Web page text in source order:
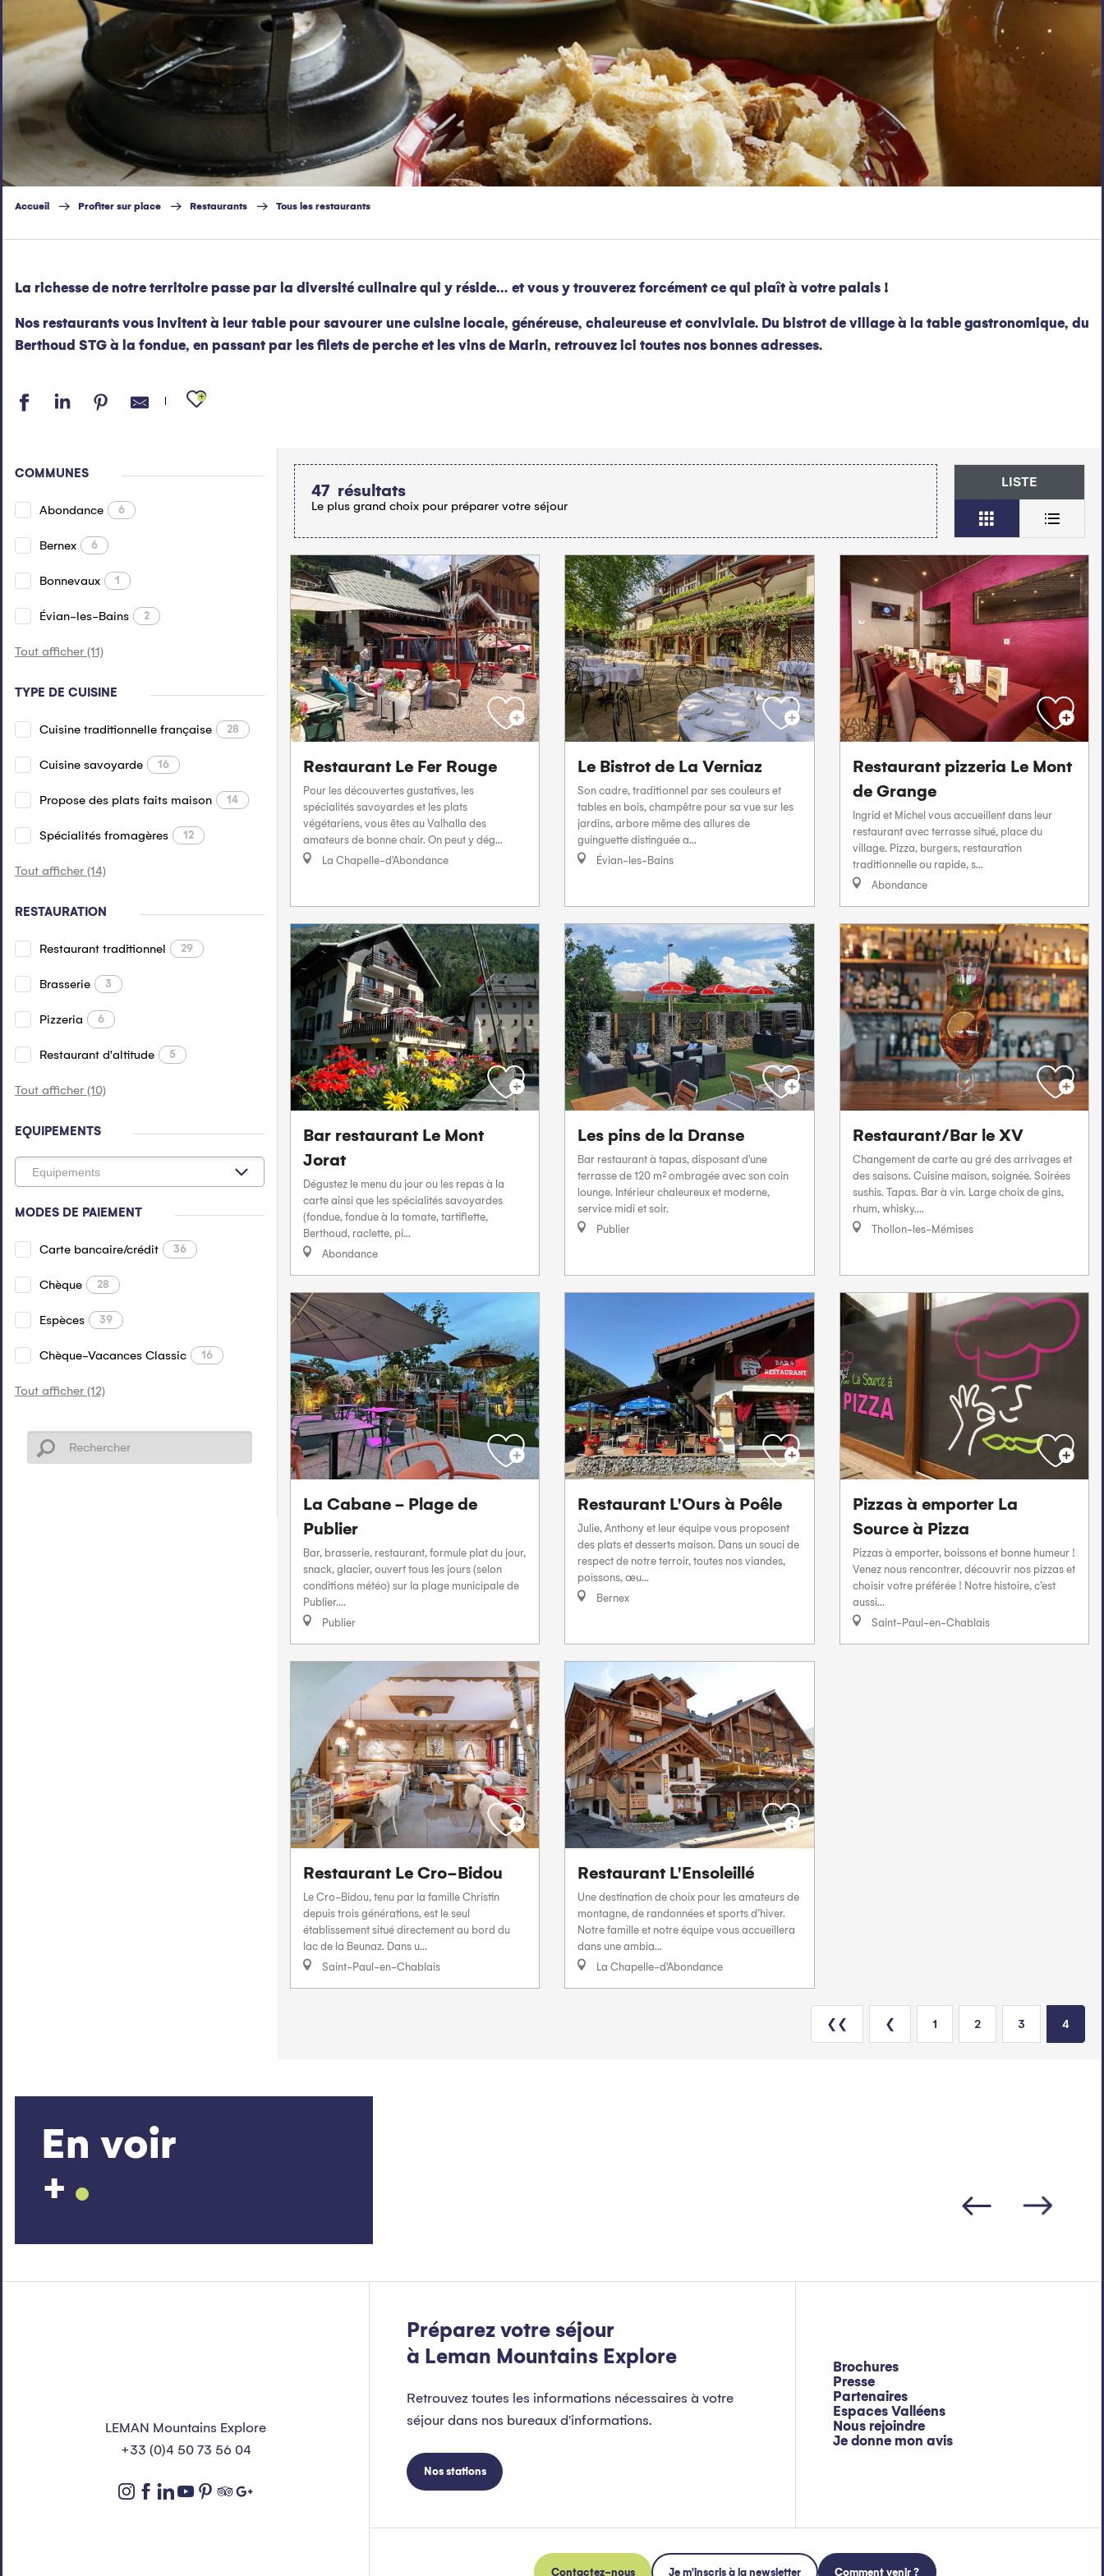
Accueil Profiter sur place Restaurants Tous les restaurants
La richesse de notre territoire passe par la diversité culinaire qui y réside… et vous y trouverez forcément ce qui plaît à votre palais !
Nos restaurants vous invitent à leur table pour savourer une cuisine locale, généreuse, chaleureuse et conviviale. Du bistrot de village à la table gastronomique, du
Berthoud STG à la fondue, en passant par les filets de perche et les vins de Marin, retrouvez ici toutes nos bonnes adresses.
Ajouter aux favoris
COMMUNES
Abondance 6
Bernex 6
Bonnevaux 1
Évian-les-Bains 2
Tout afficher (11)
TYPE DE CUISINE
Cuisine traditionnelle française 28
Cuisine savoyarde 16
Propose des plats faits maison 14
Spécialités fromagères 12
Tout afficher (14)
RESTAURATION
Restaurant traditionnel 29
Brasserie 3
Pizzeria 6
Restaurant d'altitude 5
Tout afficher (10)
EQUIPEMENTS
MODES DE PAIEMENT
Carte bancaire/crédit 36
Chèque 28
Espèces 39
Chèque-Vacances Classic 16
Tout afficher (12)
47 résultats
Le plus grand choix pour préparer votre séjour
LISTE
Restaurant Le Fer Rouge
Pour les découvertes gustatives, les
spécialités savoyardes et les plats
végétariens, vous êtes au Valhalla des
amateurs de bonne chair. On peut y dég...
La Chapelle-d'Abondance
Le Bistrot de La Verniaz
Son cadre, traditionnel par ses couleurs et
tables en bois, champêtre pour sa vue sur les
jardins, arbore même des allures de
guinguette distinguée a...
Évian-les-Bains
Restaurant pizzeria Le Mont
de Grange
Ingrid et Michel vous accueillent dans leur
restaurant avec terrasse situé, place du
village. Pizza, burgers, restauration
traditionnelle ou rapide, s...
Abondance
Bar restaurant Le Mont
Jorat
Dégustez le menu du jour ou les repas à la
carte ainsi que les spécialités savoyardes
(fondue, fondue à la tomate, tartiflette,
Berthoud, raclette, pi...
Abondance
Les pins de la Dranse
Bar restaurant à tapas, disposant d'une
terrasse de 120 m² ombragée avec son coin
lounge. Intérieur chaleureux et moderne,
service midi et soir.
Publier
Restaurant/Bar le XV
Changement de carte au gré des arrivages et
des saisons. Cuisine maison, soignée. Soirées
sushis. Tapas. Bar à vin. Large choix de gins,
rhum, whisky....
Thollon-les-Mémises
La Cabane - Plage de
Publier
Bar, brasserie, restaurant, formule plat du jour,
snack, glacier, ouvert tous les jours (selon
conditions météo) sur la plage municipale de
Publier....
Publier
Restaurant L'Ours à Poêle
Julie, Anthony et leur équipe vous proposent
des plats et desserts maison. Dans un souci de
respect de notre terroir, toutes nos viandes,
poissons, œu...
Bernex
Pizzas à emporter La
Source à Pizza
Pizzas à emporter, boissons et bonne humeur !
Venez nous rencontrer, découvrir nos pizzas et
choisir votre préférée ! Notre histoire, c’est
aussi...
Saint-Paul-en-Chablais
Restaurant Le Cro-Bidou
Le Cro-Bidou, tenu par la famille Christin
depuis trois générations, est le seul
établissement situé directement au bord du
lac de la Beunaz. Dans u...
Saint-Paul-en-Chablais
Restaurant L'Ensoleillé
Une destination de choix pour les amateurs de
montagne, de randonnées et sports d’hiver.
Notre famille et notre équipe vous accueillera
dans une ambia...
La Chapelle-d'Abondance
❮❮ ❮ 1 2 3 4
En voir
+
LEMAN Mountains Explore
+33 (0)4 50 73 56 04
Préparez votre séjour
à Leman Mountains Explore
Retrouvez toutes les informations nécessaires à votre
séjour dans nos bureaux d'informations.
Nos stations
Brochures
Presse
Partenaires
Espaces Valléens
Nous rejoindre
Je donne mon avis
Contactez-nous Je m'inscris à la newsletter Comment venir ?